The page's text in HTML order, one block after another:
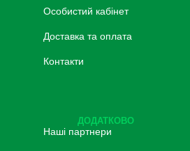
Особистий кабінет
Доставка та оплата
Контакти
ДОДАТКОВО
Наші партнери